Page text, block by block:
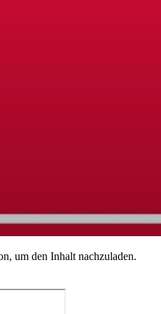
um den Inhalt nachzuladen.